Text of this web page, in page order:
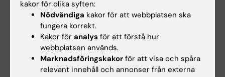
Om du mår dåligt – här finns hjälplinjer och
Här finner du kontaktuppgifter till olika hjälplinjer,
kakor för olika syften:
Nödvändiga kakor för att webbplatsen ska
fungera korrekt.
Kakor för analys för att förstå hur
webbplatsen används.
Marknadsföringskakor för att visa och spåra
relevant innehåll och annonser från externa